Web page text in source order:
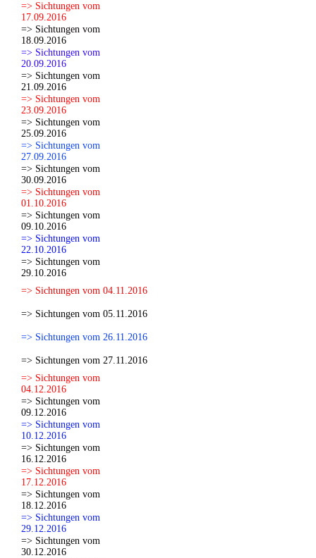
=> Sichtungen vom
17.09.2016
=> Sichtungen vom
18.09.2016
=> Sichtungen vom
20.09.2016
=> Sichtungen vom
21.09.2016
=> Sichtungen vom
23.09.2016
=> Sichtungen vom
25.09.2016
=> Sichtungen vom
27.09.2016
=> Sichtungen vom
30.09.2016
=> Sichtungen vom
01.10.2016
=> Sichtungen vom
09.10.2016
=> Sichtungen vom
22.10.2016
=> Sichtungen vom
29.10.2016
=> Sichtungen vom 04.11.2016
=> Sichtungen vom 05.11.2016
=> Sichtungen vom 26.11.2016
=> Sichtungen vom 27.11.2016
=> Sichtungen vom
04.12.2016
=> Sichtungen vom
09.12.2016
=> Sichtungen vom
10.12.2016
=> Sichtungen vom
16.12.2016
=> Sichtungen vom
17.12.2016
=> Sichtungen vom
18.12.2016
=> Sichtungen vom
29.12.2016
=> Sichtungen vom
30.12.2016